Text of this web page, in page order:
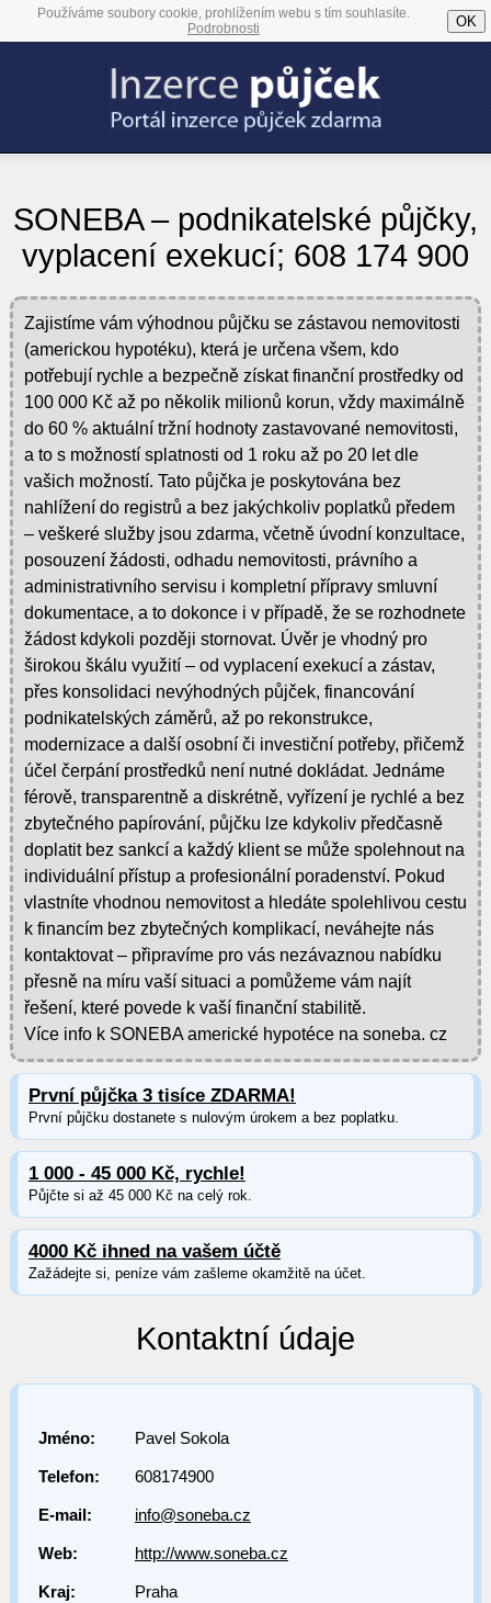
Používáme soubory cookie, prohlížením webu s tím souhlasíte.
Podrobnosti
OK
SONEBA – podnikatelské půjčky,
vyplacení exekucí; 608 174 900
Zajistíme vám výhodnou půjčku se zástavou nemovitosti
(americkou hypotéku), která je určena všem, kdo
potřebují rychle a bezpečně získat finanční prostředky od
100 000 Kč až po několik milionů korun, vždy maximálně
do 60 % aktuální tržní hodnoty zastavované nemovitosti,
a to s možností splatnosti od 1 roku až po 20 let dle
vašich možností. Tato půjčka je poskytována bez
nahlížení do registrů a bez jakýchkoliv poplatků předem
– veškeré služby jsou zdarma, včetně úvodní konzultace,
posouzení žádosti, odhadu nemovitosti, právního a
administrativního servisu i kompletní přípravy smluvní
dokumentace, a to dokonce i v případě, že se rozhodnete
žádost kdykoli později stornovat. Úvěr je vhodný pro
širokou škálu využití – od vyplacení exekucí a zástav,
přes konsolidaci nevýhodných půjček, financování
podnikatelských záměrů, až po rekonstrukce,
modernizace a další osobní či investiční potřeby, přičemž
účel čerpání prostředků není nutné dokládat. Jednáme
férově, transparentně a diskrétně, vyřízení je rychlé a bez
zbytečného papírování, půjčku lze kdykoliv předčasně
doplatit bez sankcí a každý klient se může spolehnout na
individuální přístup a profesionální poradenství. Pokud
vlastníte vhodnou nemovitost a hledáte spolehlivou cestu
k financím bez zbytečných komplikací, neváhejte nás
kontaktovat – připravíme pro vás nezávaznou nabídku
přesně na míru vaší situaci a pomůžeme vám najít
řešení, které povede k vaší finanční stabilitě.
Více info k SONEBA americké hypotéce na soneba. cz
První půjčka 3 tisíce ZDARMA!
První půjčku dostanete s nulovým úrokem a bez poplatku.
1 000 - 45 000 Kč, rychle!
Půjčte si až 45 000 Kč na celý rok.
4000 Kč ihned na vašem účtě
Zažádejte si, peníze vám zašleme okamžitě na účet.
Kontaktní údaje
Jméno: Pavel Sokola
Telefon: 608174900
E-mail: info@soneba.cz
Web: http://www.soneba.cz
Kraj: Praha